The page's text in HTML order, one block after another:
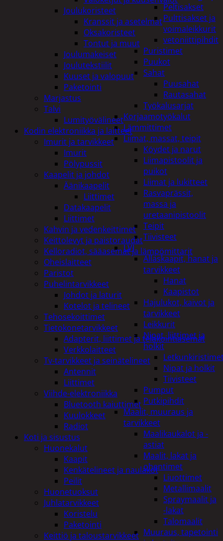
Peltisakset
Pulttisakset ja
voimaleikkurit
vetoniittipihdit
Puristimet
Puukot
Sahat
Puusahat
Rautasahat
Työkalusarjat
Korjaamotyökalut
Lämmittimet
Liimat, massat, teipit
Köydet ja narut
Liimapistoolit ja
puikot
Liimat ja lukitteet
Rasvaprässit,
massa ja
uretaanipistoolit
Teipit
Tiivisteet
LVI
Allaskaapit, hanat ja
tarvikkeet
Hanat
Kaapistot
Hajulukot, kaivot ja
tarvikkeet
Leikkurit
Nipat, liittimet ja
holkit
Nipat ja holkit
Tiivisteet
Pumput
Putkipihdit
Maalit, muuraus ja
tarvikkeet
Maalikaukalot ja -
astiat
Maalit, lakat ja
ohentimet
Liuottimet
Metallimaalit
Spraymaalit ja
-lakat
Talomaalit
Muuraus, tapetointi
Joulukoristeet
Kranssit ja asetelmat
Oksakoristeet
Tontut ja muut
Joulumakeiset
Joulutekstiilit
Kuuset ja valopuut
Paketointi
Marjastus
Talvi
Lumityövälineet
Kodin elektroniikka ja laitteet
Imurit ja tarvikkeet
Imurit
Pölypussit
Kaapelit ja johdot
Äänikaapelit
Liittimet
Datakaapelit
Liittimet
Kahvin ja vedenkeittimet
Keittolevyt ja paistoraudat
Kelloradiot, sääasemat ja lämpömittarit
Oheislaitteet
Paristot
Puhelintarvikkeet
Johdot ja laturit
Kotelot ja telineet
Tehosekoittimet
Tietokonetarvikkeet
Adapterit, liittimet ja telakointiasemat
Verkkolaitteet
Tv-tarvikkeet ja seinätelineet
Antennit
Liittimet
Viihde-elektroniikka
Bluetooth kaiuttimet
Kuulokkeet
Radiot
Koti ja sisustus
Huonekalut
Kaapit
Kenkätelineet ja naulakot
Peilit
Huonetuoksut
Juhlatarvikkeet
Koristelu
Paketointi
Keittiö ja taloustarvikkeet